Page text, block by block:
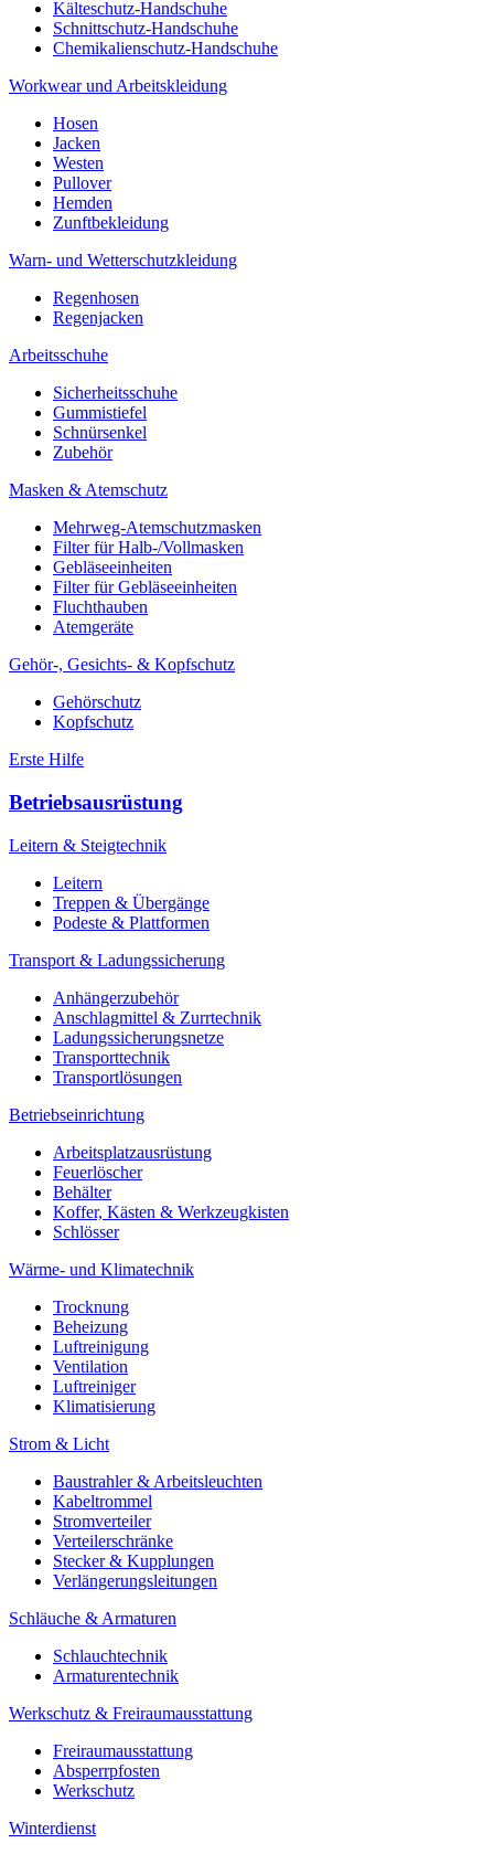
Kälteschutz-Handschuhe
Schnittschutz-Handschuhe
Chemikalienschutz-Handschuhe
Workwear und Arbeitskleidung
Hosen
Jacken
Westen
Pullover
Hemden
Zunftbekleidung
Warn- und Wetterschutzkleidung
Regenhosen
Regenjacken
Arbeitsschuhe
Sicherheitsschuhe
Gummistiefel
Schnürsenkel
Zubehör
Masken & Atemschutz
Mehrweg-Atemschutzmasken
Filter für Halb-/Vollmasken
Gebläseeinheiten
Filter für Gebläseeinheiten
Fluchthauben
Atemgeräte
Gehör-, Gesichts- & Kopfschutz
Gehörschutz
Kopfschutz
Erste Hilfe
Betriebsausrüstung
Leitern & Steigtechnik
Leitern
Treppen & Übergänge
Podeste & Plattformen
Transport & Ladungssicherung
Anhängerzubehör
Anschlagmittel & Zurrtechnik
Ladungssicherungsnetze
Transporttechnik
Transportlösungen
Betriebseinrichtung
Arbeitsplatzausrüstung
Feuerlöscher
Behälter
Koffer, Kästen & Werkzeugkisten
Schlösser
Wärme- und Klimatechnik
Trocknung
Beheizung
Luftreinigung
Ventilation
Luftreiniger
Klimatisierung
Strom & Licht
Baustrahler & Arbeitsleuchten
Kabeltrommel
Stromverteiler
Verteilerschränke
Stecker & Kupplungen
Verlängerungs­leitungen
Schläuche & Armaturen
Schlauchtechnik
Armaturentechnik
Werkschutz & Freiraumausstattung
Freiraumausstattung
Absperrpfosten
Werkschutz
Winterdienst